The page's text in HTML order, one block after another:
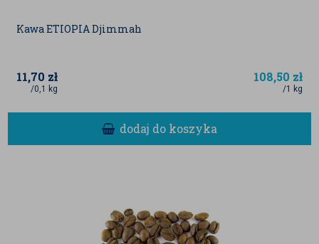
Kawa ETIOPIA Djimmah
11,70 zł
/0,1 kg
108,50 zł
/1 kg
dodaj do koszyka